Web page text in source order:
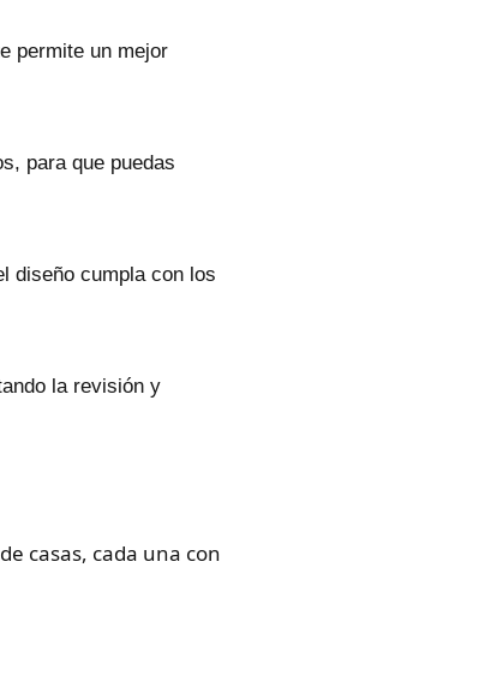
permite un mejor
para que puedas
diseño cumpla con los
la revisión y
casas, cada una con